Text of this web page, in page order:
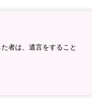
者は、遺言をすること